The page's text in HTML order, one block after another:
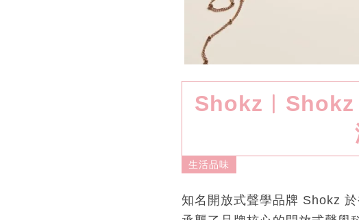
Shokz︳Shokz
生活品味
知名開放式聲學品牌 Shokz